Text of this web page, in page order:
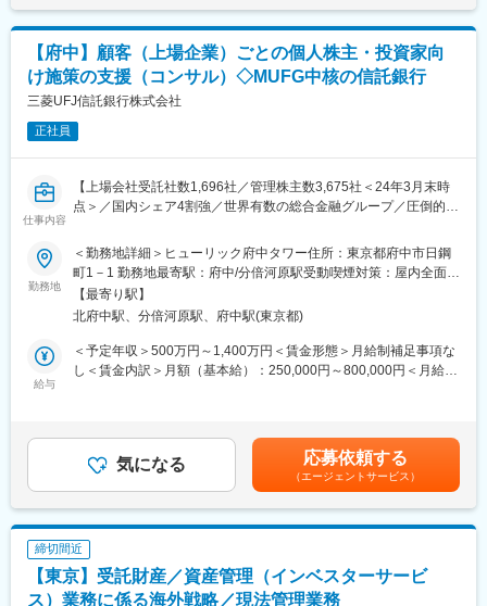
■組織構成：
・部内には企画、品質管理業務、データガバナンス、信託業務、
事務リスク管理、オペリスク業務の６チームがあります。
・総勢 43 名(2022/11 時点)※うちキャリア入社7名、男25：女18
■就業環境について：
・勤務地：本店 東京都千代田区丸の内
・リモート体制：業務管理部全体平均では約50～60%程度のリモ
ート勤務
・残業時間：月残業20～30時間程度
■社風：
・従業員数が売上高の割に少ないため、他の部署や事業部との繋
がりが多く、裁量権も持ちやすい環境です。
すいのも魅力です。
・220兆円を超える資産を顧客から託され、その金額（資産管理
残高）は国内金融機関の中でもトップクラスです。2021年度の日
本の国家予算が約105兆円となりますので、とても大きなスケー
ルでお客様へ貢献しております。
変更の範囲：会社の定める業務
【府中】顧客（上場企業）ごとの個人株主・投資家向
け施策の支援（コンサル）◇MUFG中核の信託銀行
三菱UFJ信託銀行株式会社
正社員
仕事内容
【上場会社受託社数1,696社／管理株主数3,675社＜24年3月末時
点＞／国内シェア4割強／世界有数の総合金融グループ／圧倒的顧
■業務内容
弊社の個人株主・投資家専門コンサルタントとして、弊社顧客に
主に以下業務を担当いただきます。
※弊社営業部署からの案件相談・依頼に基づいて、コンサルタント
として個別の案件を遂行いただきます。
【主な業務】
・株主総会時使用の事業報告動画制作支援
【業務の特徴】
・アンケート結果の分析や報告等を通して、上場企業の個人向け
・顧客部署は経営に近い層が多く、時には社長あてにプレゼンを
行っていただく場合もあります。
■募集背景
勤務地
＜勤務地詳細＞ヒューリック府中タワー住所：東京都府中市日鋼
町1－1 勤務地最寄駅：府中/分倍河原駅受動喫煙対策：屋内全面禁
煙変更の範囲：当社の全国の拠点（海外含む）
【最寄り駅】
北府中駅、分倍河原駅、府中駅(東京都)
給与
＜予定年収＞500万円～1,400万円＜賃金形態＞月給制補足事項な
し＜賃金内訳＞月額（基本給）：250,000円～800,000円＜月給＞
考を通じて上下する可能性があります。賃金はあくまでも目安の
金額であり、選考を通じて上下する可能性があります。月給(月額)
は固定手当を含めた表記です。
気になる 応募依頼する
（エージェントサービス）
締切間近
【東京】受託財産／資産管理（インベスターサービ
ス）業務に係る海外戦略／現法管理業務